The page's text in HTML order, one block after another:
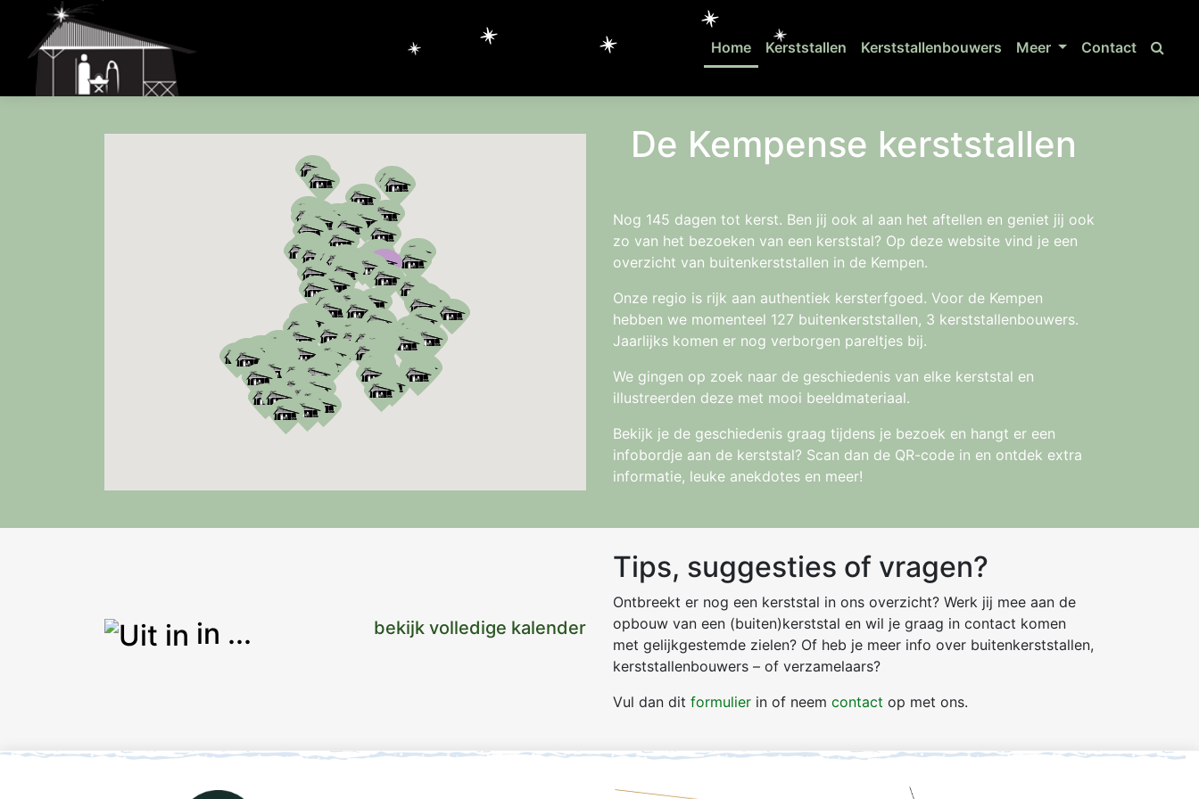
Home Kerststallen Kerststallenbouwers Meer Contact
De Kempense kerststallen
Nog 145 dagen tot kerst. Ben jij ook al aan het aftellen en geniet jij ook
zo van het bezoeken van een kerststal? Op deze website vind je een
overzicht van buitenkerststallen in de Kempen.
Onze regio is rijk aan authentiek kersterfgoed. Voor de Kempen
hebben we momenteel 127 buitenkerststallen, 3 kerststallenbouwers.
Jaarlijks komen er nog verborgen pareltjes bij.
We gingen op zoek naar de geschiedenis van elke kerststal en
illustreerden deze met mooi beeldmateriaal.
Bekijk je de geschiedenis graag tijdens je bezoek en hangt er een
infobordje aan de kerststal? Scan dan de QR-code in en ontdek extra
informatie, leuke anekdotes en meer!
Tips, suggesties of vragen?
Ontbreekt er nog een kerststal in ons overzicht? Werk jij mee aan de
opbouw van een (buiten)kerststal en wil je graag in contact komen
met gelijkgestemde zielen? Of heb je meer info over buitenkerststallen,
kerststallenbouwers – of verzamelaars?
Vul dan dit formulier in of neem contact op met ons.
in ... bekijk volledige kalender